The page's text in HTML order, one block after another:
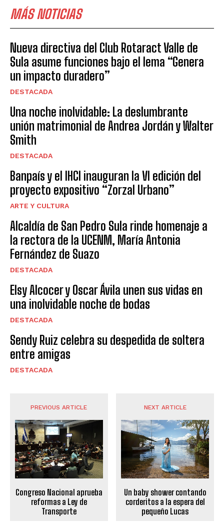
MÁS NOTICIAS
Nueva directiva del Club Rotaract Valle de
Sula asume funciones bajo el lema “Genera
un impacto duradero”
DESTACADA
Una noche inolvidable: La deslumbrante
unión matrimonial de Andrea Jordán y Walter
Smith
DESTACADA
Banpaís y el IHCI inauguran la VI edición del
proyecto expositivo “Zorzal Urbano”
ARTE Y CULTURA
Alcaldía de San Pedro Sula rinde homenaje a
la rectora de la UCENM, María Antonia
Fernández de Suazo
DESTACADA
Elsy Alcocer y Oscar Ávila unen sus vidas en
una inolvidable noche de bodas
DESTACADA
Sendy Ruiz celebra su despedida de soltera
entre amigas
DESTACADA
PREVIOUS ARTICLE
Congreso Nacional aprueba
reformas a Ley de
Transporte
NEXT ARTICLE
Un baby shower contando
corderitos a la espera del
pequeño Lucas